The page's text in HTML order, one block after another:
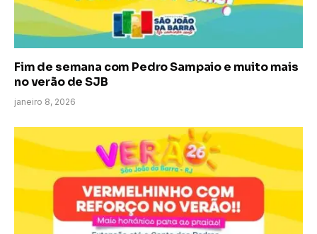
Fim de semana com Pedro Sampaio e muito mais
no verão de SJB
janeiro 8, 2026